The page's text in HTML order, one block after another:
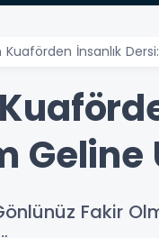
Bekliyor
İnsanlık
Fakir